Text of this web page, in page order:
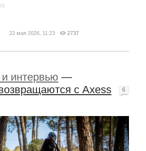
22 мая 2026, 11:23 2737
интервью —
с Axess
6